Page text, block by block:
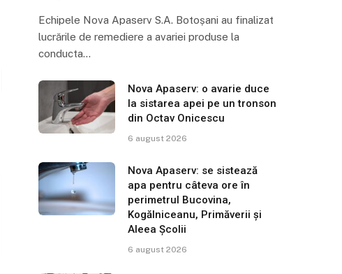
Echipele Nova Apaserv S.A. Botoșani au finalizat
lucrările de remediere a avariei produse la
conducta…
Nova Apaserv: o avarie duce
la sistarea apei pe un tronson
din Octav Onicescu
6 august 2026
Nova Apaserv: se sistează
apa pentru câteva ore în
perimetrul Bucovina,
Kogălniceanu, Primăverii și
Aleea Școlii
6 august 2026